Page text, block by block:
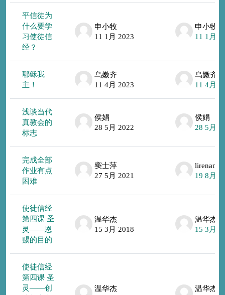
平信徒为
什么要学
习使徒信
经？
申小牧
11 1月 2023
申小牧
11 1月
耶稣我
主！
乌嫩齐
11 4月 2023
乌嫩齐
11 4月
浅谈当代
真教会的
标志
侯娟
28 5月 2022
侯娟
28 5月
完成全部
作业有点
困难
窦士萍
27 5月 2021
lirenan
19 8月
使徒信经
第四课 圣
灵——恩
赐的目的
温华杰
15 3月 2018
温华杰
15 3月
使徒信经
第四课 圣
灵——创
温华杰
温华杰